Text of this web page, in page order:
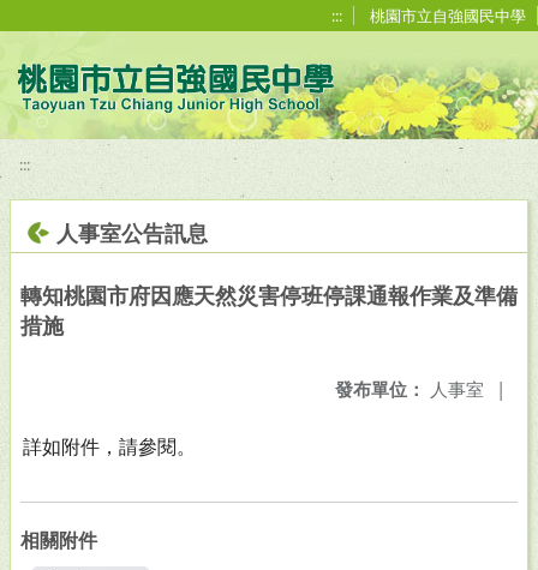
::: 桃園市立自強國民中學
:::
人事室公告訊息
轉知桃園市府因應天然災害停班停課通報作業及準備
措施
發布單位： 人事室 |
詳如附件，請參閱。
相關附件